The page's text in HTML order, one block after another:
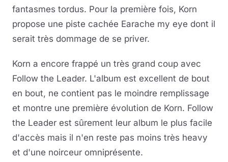
fantasmes tordus. Pour la première fois, Korn
propose une piste cachée Earache my eye dont il
serait très dommage de se priver.
Korn a encore frappé un très grand coup avec
Follow the Leader. L'album est excellent de bout
en bout, ne contient pas le moindre remplissage
et montre une première évolution de Korn. Follow
the Leader est sûrement leur album le plus facile
d'accès mais il n'en reste pas moins très heavy
et d'une noirceur omniprésente.